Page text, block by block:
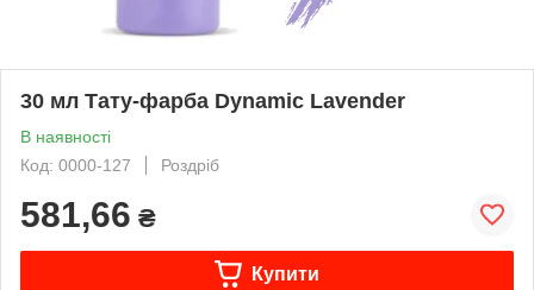
30 мл Тату-фарба Dynamic Lavender
В наявності
Код: 0000-127
Роздріб
581,66 ₴
Купити